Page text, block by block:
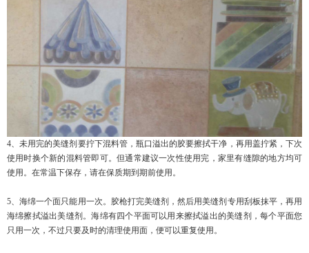
4、未用完的美缝剂要拧下混料管，瓶口溢出的胶要擦拭干净，再用盖拧紧，下次
使用时换个新的混料管即可。但通常建议一次性使用完，家里有缝隙的地方均可
使用。在常温下保存，请在保质期到期前使用。
5、海绵一个面只能用一次。胶枪打完美缝剂，然后用美缝剂专用刮板抹平，再用
海绵擦拭溢出美缝剂。海绵有四个平面可以用来擦拭溢出的美缝剂，每个平面您
只用一次，不过只要及时的清理使用面，便可以重复使用。